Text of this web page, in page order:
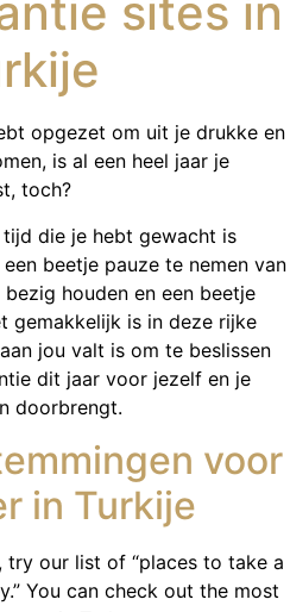
sites in
opgezet om uit je drukke en
is al een heel jaar je
toch?
die je hebt gewacht is
beetje pauze te nemen van
houden en een beetje
gemakkelijk is in deze rijke
jou valt is om te beslissen
dit jaar voor jezelf en je
doorbrengt.
voor
in Turkije
try our list of “places to take a
You can check out the most